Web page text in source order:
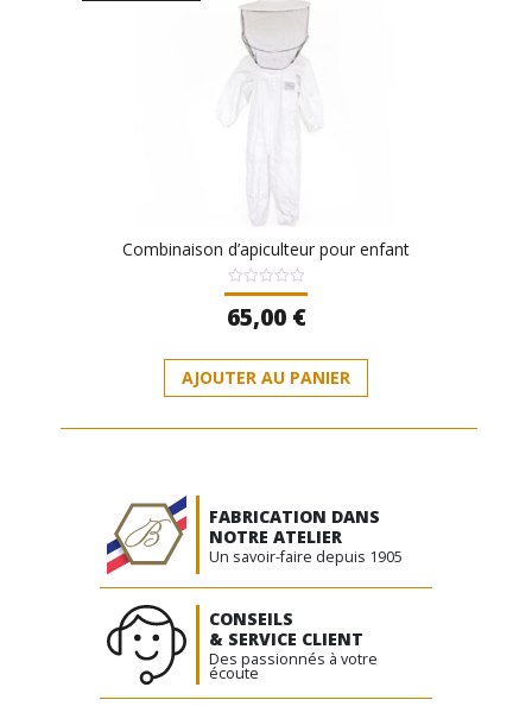
Combinaison d’apiculteur pour enfant
Note
0
sur
65,00 €
AJOUTER AU PANIER
plusieurs
options
être
choisies
page
du
FABRICATION DANS
NOTRE ATELIER
Un savoir-faire depuis 1905
CONSEILS
& SERVICE CLIENT
Des passionnés à votre
écoute